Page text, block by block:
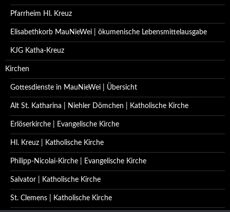
Pfarrheim Hl. Kreuz
Elisabethkorb MauNieWei | ökumenische Lebensmittelausgabe
KJG Katha-Kreuz
Kirchen
Gottesdienste in MauNieWei | Übersicht
Alt St. Katharina | Niehler Dömchen | Katholische Kirche
Erlöserkirche | Evangelische Kirche
Hl. Kreuz | Katholische Kirche
Philipp-Nicolai-Kirche | Evangelische Kirche
Salvator | Katholische Kirche
St. Clemens | Katholische Kirche